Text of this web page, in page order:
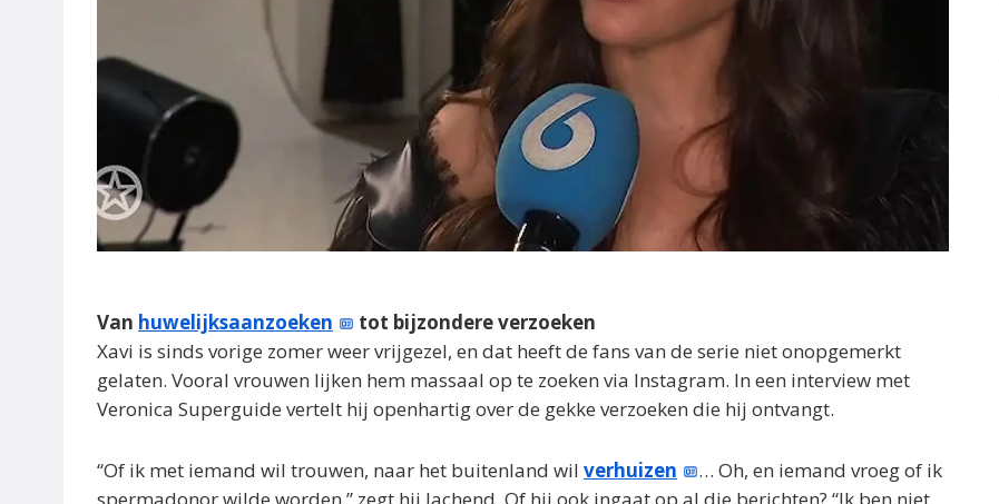
Van huwelijksaanzoeken
tot bijzondere verzoeken
Xavi is sinds vorige zomer weer vrijgezel, en dat heeft de fans van de serie niet onopgemerkt
gelaten. Vooral vrouwen lijken hem massaal op te zoeken via Instagram. In een interview met
Veronica Superguide vertelt hij openhartig over de gekke verzoeken die hij ontvangt.
“Of ik met iemand wil trouwen, naar het buitenland wil verhuizen
… Oh, en iemand vroeg of ik